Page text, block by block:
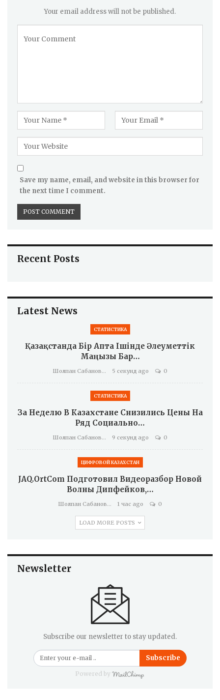
Your email address will not be published.
Save my name, email, and website in this browser for
the next time I comment.
Recent Posts
Latest News
СТАТИСТИКА
Қазақстанда Бір Апта Ішінде Әлеуметтік
Маңызы Бар…
Шолпан Сабанова 5 секунд ago 0
СТАТИСТИКА
За Неделю В Казахстане Снизились Цены На
Ряд Социально…
Шолпан Сабанова 9 секунд ago 0
ЦИФРОВОЙ КАЗАХСТАН
JAQ.OrtCom Подготовил Видеоразбор Новой
Волны Дипфейков,…
Шолпан Сабанова 1 час ago 0
LOAD MORE POSTS
Newsletter
Subscribe our newsletter to stay updated.
Subscribe
Powered by